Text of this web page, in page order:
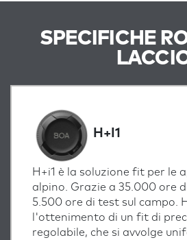
SPECIFICHE
H+I1
H+i1 è la soluzione fit per le
alpino. Grazie a 35.000 ore
5.500 ore di test sul campo.
l'ottenimento di un fit di
regolabile, che si avvolge